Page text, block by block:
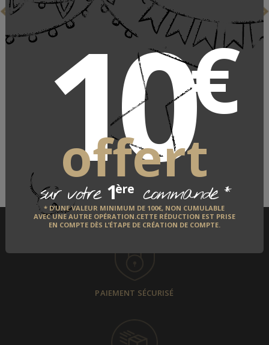
10€
offert
sur votre 1ère commande*
* D’UNE VALEUR MINIMUM DE 100€, NON CUMULABLE
AVEC UNE AUTRE OPÉRATION.CETTE RÉDUCTION EST PRISE
EN COMPTE DÈS L’ÉTAPE DE CRÉATION DE COMPTE.
Fourchette de table
"Madonna"
Cuillère de table
"Madonna"
82,90 €
PAIEMENT SÉCURISÉ